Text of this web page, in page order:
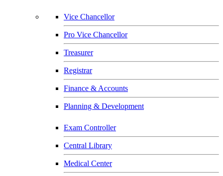
Vice Chancellor
Pro Vice Chancellor
Treasurer
Registrar
Finance & Accounts
Planning & Development
Exam Controller
Central Library
Medical Center